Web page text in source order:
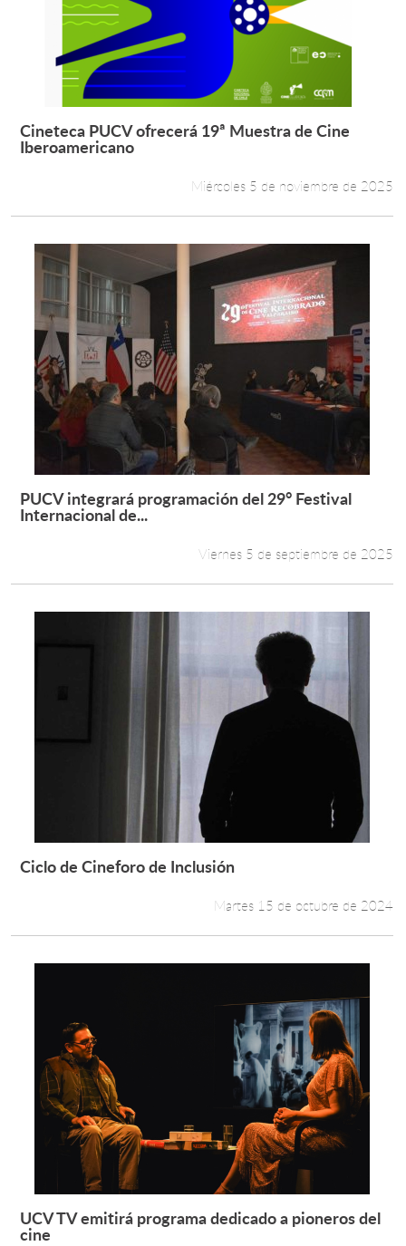
Leer más +
Cineteca PUCV ofrecerá 19ª Muestra de Cine
Iberoamericano
Miércoles 5 de noviembre de 2025
Leer más +
PUCV integrará programación del 29° Festival
Internacional de...
Viernes 5 de septiembre de 2025
Ciclo de Cineforo de Inclusión
Martes 15 de octubre de 2024
Leer más +
UCV TV emitirá programa dedicado a pioneros del
cine